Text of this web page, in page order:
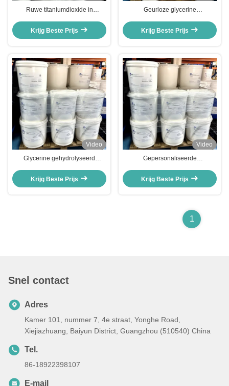
Ruwe titaniumdioxide in
gehydrolyseerde plantaardige
eiwitkralen
Krijg Beste Prijs
Geurloze glycerine
eiwitten grondstoffen cosmetische
kralen
Krijg Beste Prijs
Video
Glycerine gehydrolyseerd
cosmetische kralen aanpasbaar
Krijg Beste Prijs
Video
Gepersonaliseerde
Cosmetische grondstof
Krijg Beste Prijs
1
Snel contact
Adres
Kamer 101, nummer 7, 4e straat, Yonghe Road,
Xiejiazhuang, Baiyun District, Guangzhou (510540) China
Tel.
86-18922398107
E-mail